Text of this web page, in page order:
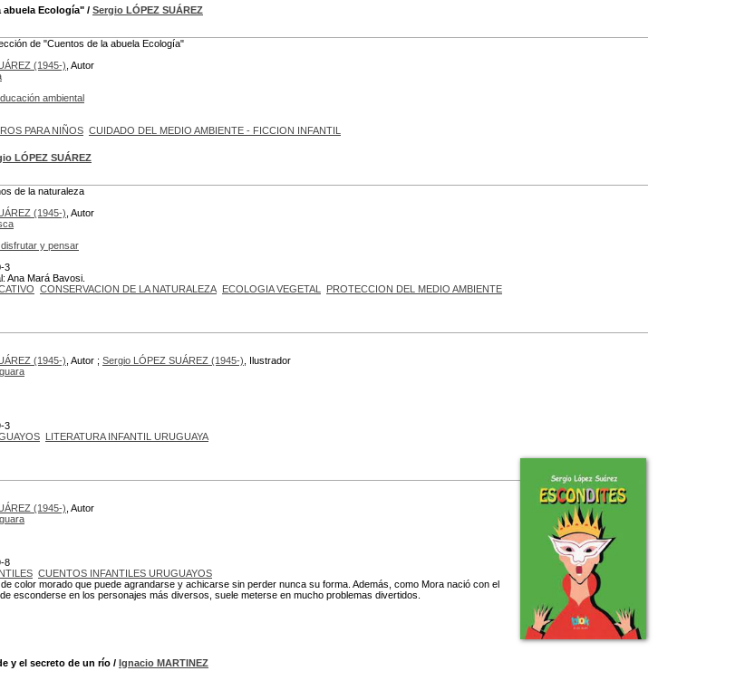
abuela Ecología" / Sergio LÓPEZ SUÁREZ
de "Cuentos de la abuela Ecología"
(1945-) , Autor
ambiental
PARA NIÑOS CUIDADO DEL MEDIO AMBIENTE - FICCION INFANTIL
LÓPEZ SUÁREZ
de la naturaleza
(1945-) , Autor
y pensar
3
Ana Mará Bavosi.
CONSERVACION DE LA NATURALEZA ECOLOGIA VEGETAL
PROTECCION DEL MEDIO AMBIENTE
(1945-) , Autor ; Sergio LÓPEZ SUÁREZ (1945-) , Ilustrador
3
LITERATURA INFANTIL URUGUAYA
(1945-) , Autor
8
CUENTOS INFANTILES URUGUAYOS
color morado que puede agrandarse y achicarse sin perder nunca su forma. Además, como Mora nació con el
esconderse en los personajes más diversos, suele meterse en mucho problemas divertidos.
y el secreto de un río / Ignacio MARTINEZ